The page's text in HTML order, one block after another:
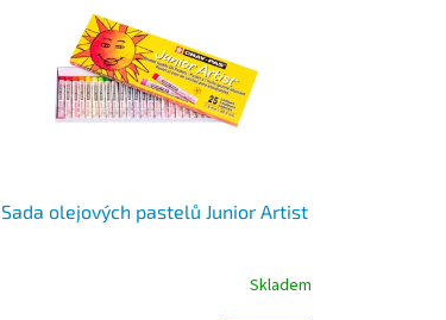
Sada olejových pastelů Junior Artist
Skladem